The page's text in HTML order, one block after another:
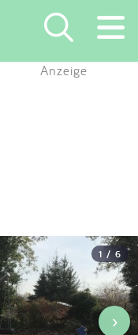
×
Anzeige
1 / 6
›